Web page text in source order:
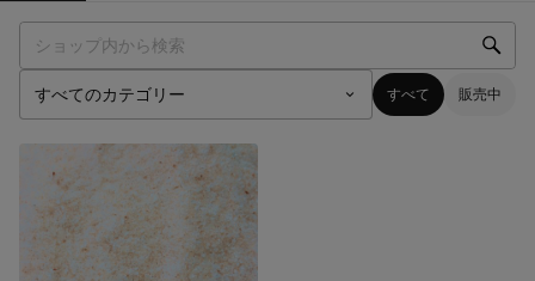
すべて 販売中